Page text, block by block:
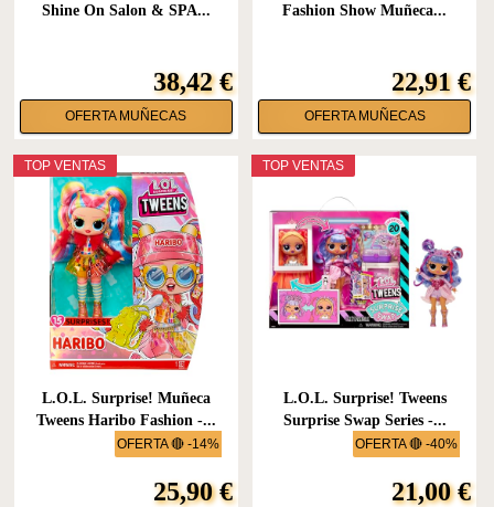
Shine On Salon & SPA...
38,42 €
OFERTA MUÑECAS
Fashion Show Muñeca...
22,91 €
OFERTA MUÑECAS
OFERTA 🔴 -14%
TOP VENTAS
L.O.L. Surprise! Muñeca
Tweens Haribo Fashion -...
25,90 €
OFERTA 🔴 -40%
TOP VENTAS
L.O.L. Surprise! Tweens
Surprise Swap Series -...
21,00 €